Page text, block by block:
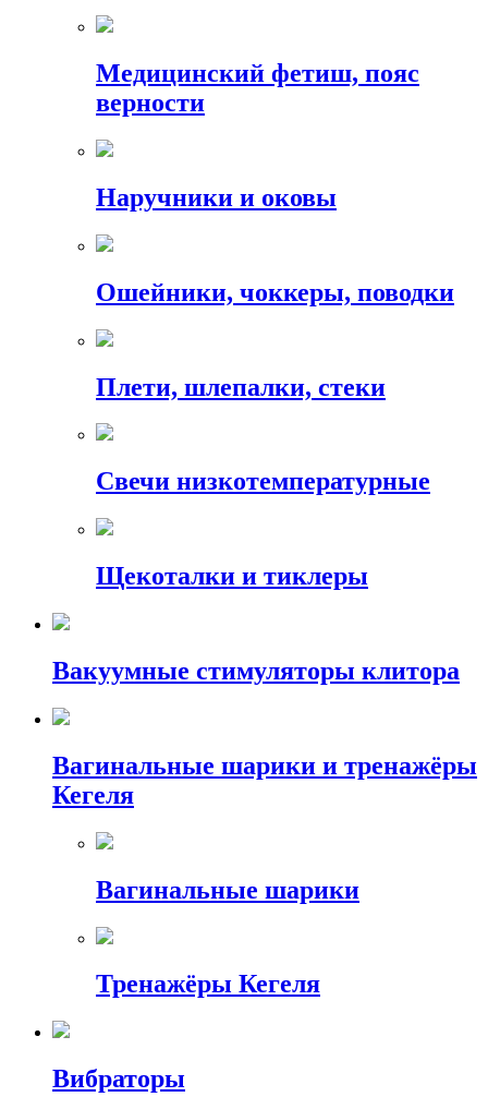
Медицинский фетиш, пояс
верности
Наручники и оковы
Ошейники, чоккеры, поводки
Плети, шлепалки, стеки
Свечи низкотемпературные
Щекоталки и тиклеры
Вакуумные стимуляторы клитора
Вагинальные шарики и тренажёры
Кегеля
Вагинальные шарики
Тренажёры Кегеля
Вибраторы